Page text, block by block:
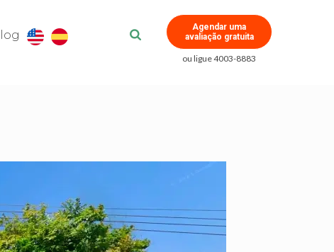
Agendar uma
avaliação gratuita
ou ligue 4003-8883